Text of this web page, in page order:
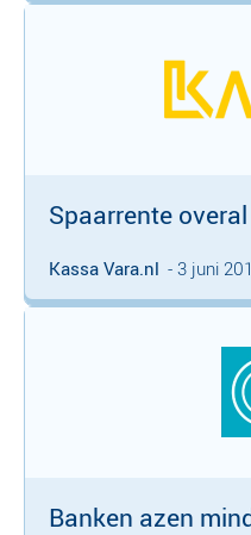
Spaarrente
Kassa Vara.nl - 3 juni
Banken azen